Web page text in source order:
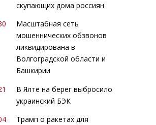
скупающих дома россиян
Масштабная сеть
мошеннических обзвонов
ликвидирована в
Волгоградской области и
Башкирии
В Ялте на берег выбросило
украинский БЭК
Трамп о ракетах для